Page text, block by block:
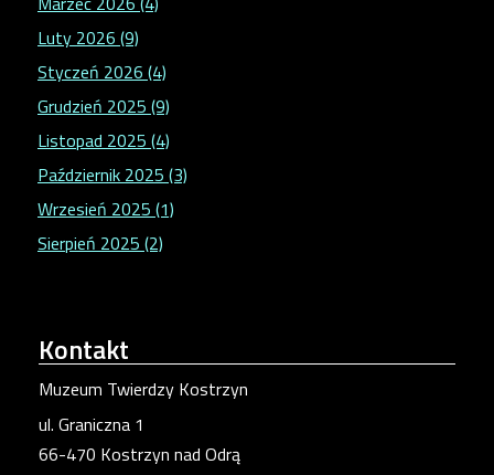
Luty 2026 (9)
Styczeń 2026 (4)
Grudzień 2025 (9)
Listopad 2025 (4)
Październik 2025 (3)
Wrzesień 2025 (1)
Sierpień 2025 (2)
Kontakt
Muzeum Twierdzy Kostrzyn
ul. Graniczna 1
66-470 Kostrzyn nad Odrą